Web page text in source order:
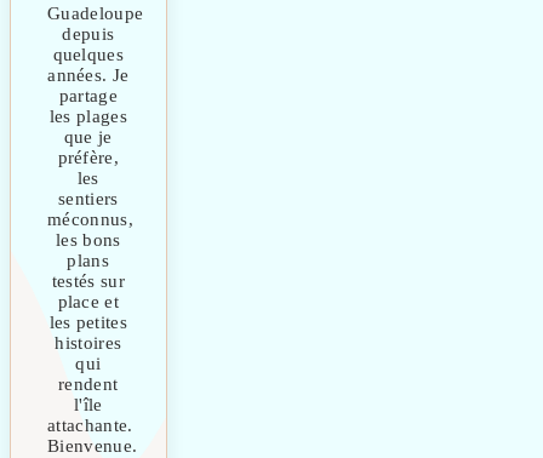
Guadeloupe
depuis
quelques
années. Je
partage
les plages
que je
préfère,
les
sentiers
méconnus,
les bons
plans
testés sur
place et
les petites
histoires
qui
rendent
l'île
attachante.
Bienvenue.